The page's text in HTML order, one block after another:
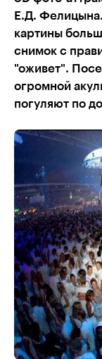
Е.Д.
картины
снимок с
"оживет".
огромной
погуляют по